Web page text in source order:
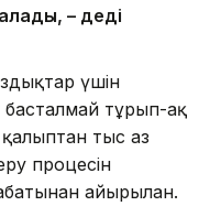
– деді
үшін
басталмай тұрып-ақ
тыс аз
процесін
айырылған.